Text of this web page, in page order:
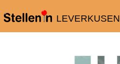
LEVERKUSEN